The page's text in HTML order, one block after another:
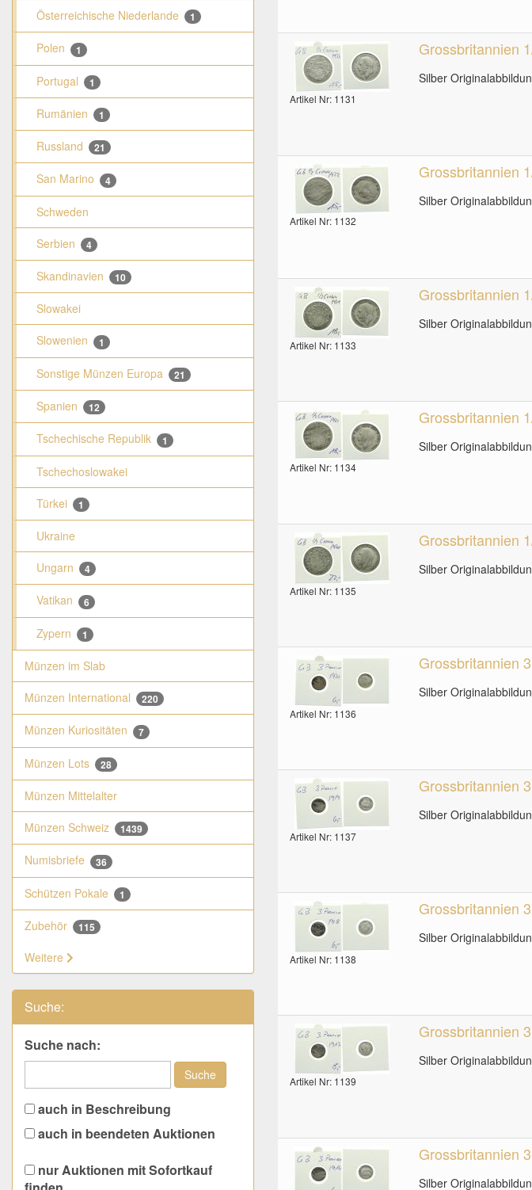
Österreichische Niederlande 1
Polen 1
Portugal 1
Rumänien 1
Russland 21
San Marino 4
Schweden
Serbien
4
Skandinavien 10
Slowakei
Slowenien
1
Sonstige Münzen Europa 21
Spanien 12
Tschechische Republik 1
Tschechoslowakei
Türkei
1
Ukraine
Ungarn
4
Vatikan 6
Zypern 1
Münzen im Slab
Münzen International
220
Münzen Kuriositäten 7
Münzen Lots 28
Münzen Mittelalter
Münzen Schweiz
1439
Numisbriefe 36
Schützen Pokale 1
Zubehör 115
Weitere
Suche:
Suche nach:
Suche
auch in Beschreibung
auch in beendeten Auktionen
nur Auktionen mit Sofortkauf
Artikel Nr: 1131
Grossbritannien
Silber
Artikel Nr: 1132
Grossbritannien
Silber
Artikel Nr: 1133
Grossbritannien
Silber
Artikel Nr: 1134
Grossbritannien
Silber
Artikel Nr: 1135
Grossbritannien
Silber
Artikel Nr: 1136
Grossbritannien
Silber
Artikel Nr: 1137
Grossbritannien
Silber
Artikel Nr: 1138
Grossbritannien
Silber
Artikel Nr: 1139
Grossbritannien
Silber
Grossbritannien
Silber